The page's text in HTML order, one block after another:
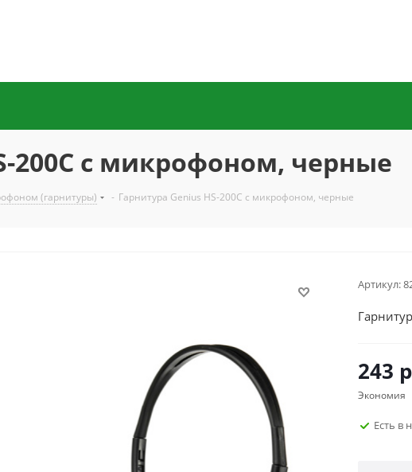
200С с микрофоном, черные
(гарнитуры) - Гарнитура Genius HS-200С с микрофоном, черные
Артикул:
243
Экономия
Есть в